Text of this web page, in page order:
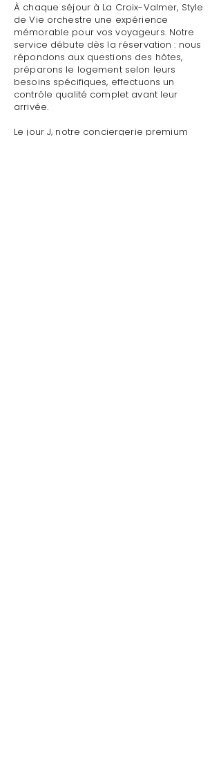
À chaque séjour à La Croix-Valmer, Style
de Vie orchestre une expérience
mémorable pour vos voyageurs. Notre
service débute dès la réservation : nous
répondons aux questions des hôtes,
préparons le logement selon leurs
besoins spécifiques, effectuons un
contrôle qualité complet avant leur
arrivée.
Le jour J, notre conciergerie premium